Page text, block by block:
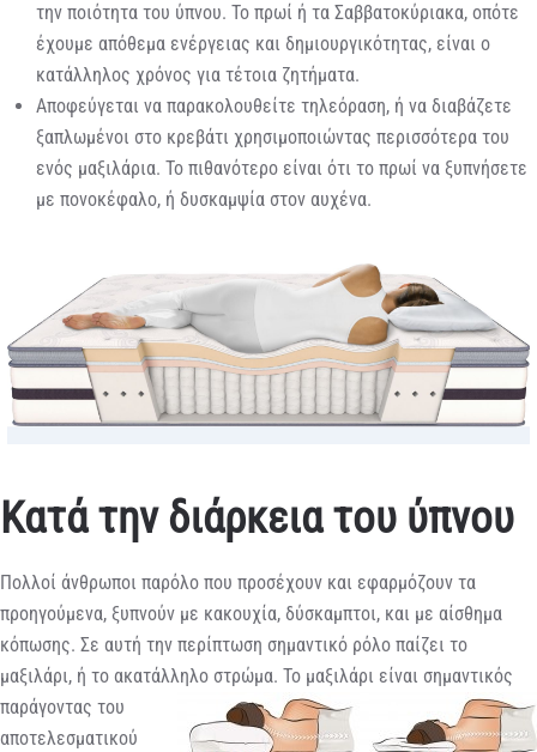
την ποιότητα του ύπνου. Το πρωί ή τα Σαββατοκύριακα, οπότε
έχουμε απόθεμα ενέργειας και δημιουργικότητας, είναι ο
κατάλληλος χρόνος για τέτοια ζητήματα.
Αποφεύγεται να παρακολουθείτε τηλεόραση, ή να διαβάζετε
ξαπλωμένοι στο κρεβάτι χρησιμοποιώντας περισσότερα του
ενός μαξιλάρια. Το πιθανότερο είναι ότι το πρωί να ξυπνήσετε
με πονοκέφαλο, ή δυσκαμψία στον αυχένα.
Κατά την διάρκεια του ύπνου
Πολλοί άνθρωποι παρόλο που προσέχουν και εφαρμόζουν τα
προηγούμενα, ξυπνούν με κακουχία, δύσκαμπτοι, και με αίσθημα
κόπωσης. Σε αυτή την περίπτωση σημαντικό ρόλο παίζει το
μαξιλάρι, ή το ακατάλληλο στρώμα. Το μαξιλάρι είναι σημαντικός
παράγοντας του
αποτελεσματικού